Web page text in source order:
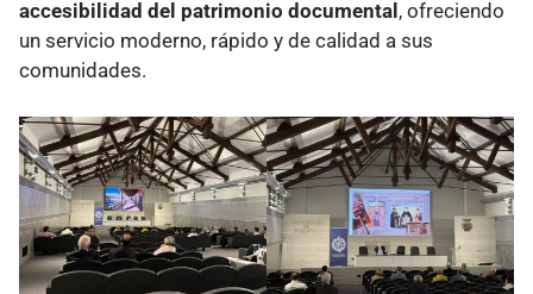
accesibilidad del patrimonio documental , ofreciendo
un servicio moderno, rápido y de calidad a sus
comunidades.